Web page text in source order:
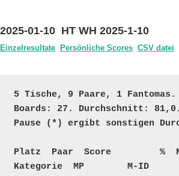
2025-01-10 HT WH 2025-1-10
Einzelresultate Persönliche Scores CSV datei
5 Tische, 9 Paare, 1
Boards: 27. Durchschnitt:
Pause (*) ergibt sonstigen
Platz  Paar  Score         %
Kategorie  MP        M-ID